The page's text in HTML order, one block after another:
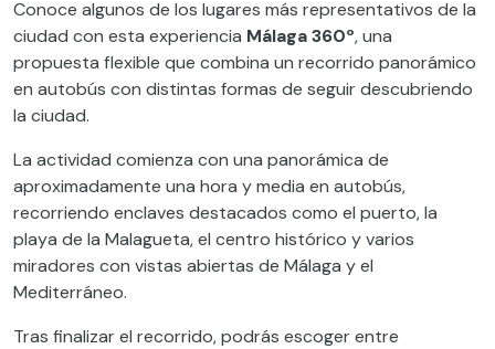
Conoce algunos de los lugares más representativos de la
ciudad con esta experiencia Málaga 360º, una
propuesta flexible que combina un recorrido panorámico
en autobús con distintas formas de seguir descubriendo
la ciudad.
La actividad comienza con una panorámica de
aproximadamente una hora y media en autobús,
recorriendo enclaves destacados como el puerto, la
playa de la Malagueta, el centro histórico y varios
miradores con vistas abiertas de Málaga y el
Mediterráneo.
Tras finalizar el recorrido, podrás escoger entre